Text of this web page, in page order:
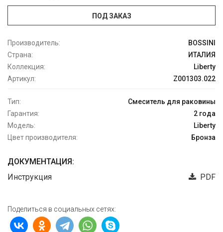
ПОД ЗАКАЗ
Производитель:
BOSSINI
Страна:
ИТАЛИЯ
Коллекция:
Liberty
Артикул:
Z001303.022
Тип:
Смеситель для раковины
Гарантия:
2 года
Модель:
Liberty
Цвет производителя:
Бронза
ДОКУМЕНТАЦИЯ:
Инструкция
PDF
Поделиться в социальных сетях: